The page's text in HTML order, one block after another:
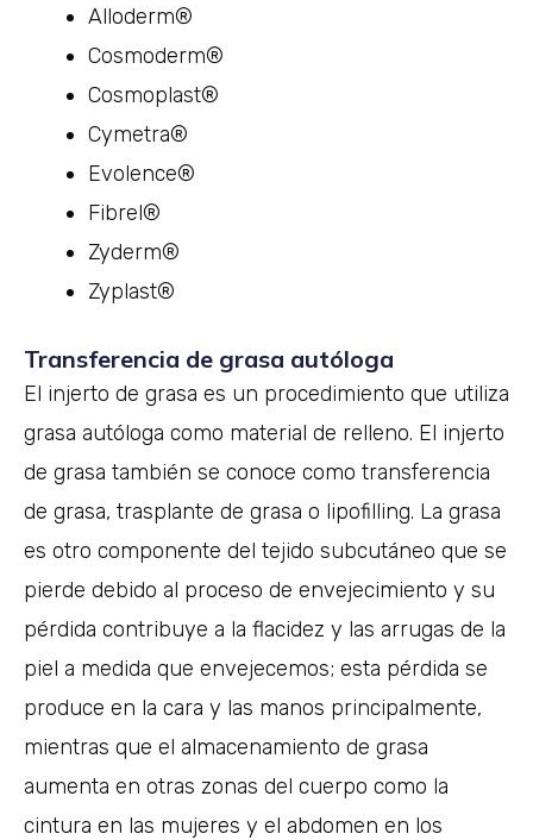
Alloderm®
Cosmoderm®
Cosmoplast®
Cymetra®
Evolence®
Fibrel®
Zyderm®
Zyplast®
Transferencia de grasa autóloga
El injerto de grasa es un procedimiento que utiliza
grasa autóloga como material de relleno. El injerto
de grasa también se conoce como transferencia
de grasa, trasplante de grasa o lipofilling. La grasa
es otro componente del tejido subcutáneo que se
pierde debido al proceso de envejecimiento y su
pérdida contribuye a la flacidez y las arrugas de la
piel a medida que envejecemos; esta pérdida se
produce en la cara y las manos principalmente,
mientras que el almacenamiento de grasa
aumenta en otras zonas del cuerpo como la
cintura en las mujeres y el abdomen en los